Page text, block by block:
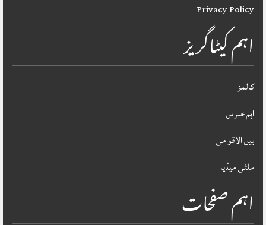
Privacy Policy
اہم کیٹاگریز
کالمز
اہم خبریں
بین الاقوامی
ملٹی میڈیا
اہم صفحات